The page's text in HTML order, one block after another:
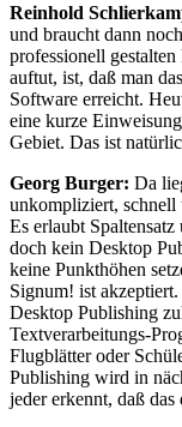
Reinhold
und braucht dann
professionell
auftut, ist, daß man
Software erreicht.
eine kurze
Gebiet. Das ist
Georg Burger: Da
unkompliziert, schnell
Es erlaubt
doch kein Desktop
keine Punkthöhen
Signum! ist
Desktop Publishing
Textverarbeitungs-
Flugblätter oder
Publishing wird in
jeder erkennt, daß